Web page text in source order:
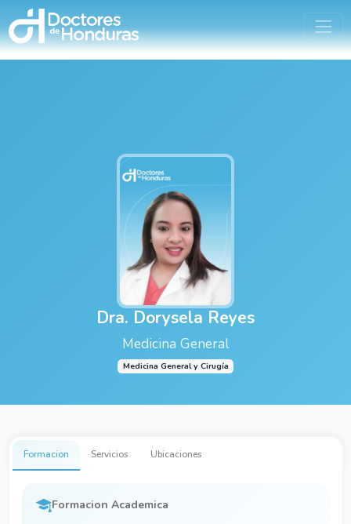
Dra. Dorysela Reyes
Medicina General
Medicina General y Cirugía
Formacion Servicios Ubicaciones
Formacion Academica